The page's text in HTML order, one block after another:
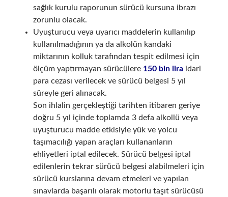
sağlık kurulu raporunun sürücü kursuna ibrazı
zorunlu olacak.
Uyuşturucu veya uyarıcı maddelerin kullanılıp
kullanılmadığının ya da alkolün kandaki
miktarının kolluk tarafından tespit edilmesi için
ölçüm yaptırmayan sürücülere 150 bin liraidari
para cezası verilecek ve sürücü belgesi 5 yıl
süreyle geri alınacak.
Son ihlalin gerçekleştiği tarihten itibaren geriye
doğru 5 yıl içinde toplamda 3 defa alkollü veya
uyuşturucu madde etkisiyle yük ve yolcu
taşımacılığı yapan araçları kullananların
ehliyetleri iptal edilecek. Sürücü belgesi iptal
edilenlerin tekrar sürücü belgesi alabilmeleri için
sürücü kurslarına devam etmeleri ve yapılan
sınavlarda başarılı olarak motorlu taşıt sürücüsü